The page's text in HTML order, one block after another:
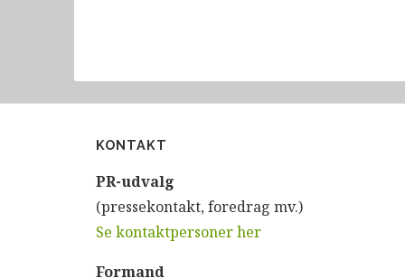
KONTAKT
PR-udvalg
(pressekontakt, foredrag mv.)
Se kontaktpersoner her
Formand